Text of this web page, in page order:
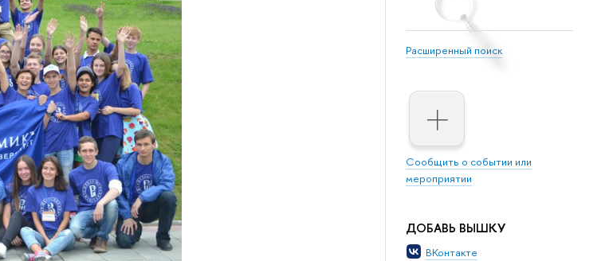
Расширенный поиск
Сообщить о событии или
мероприятии
ДОБАВЬ ВЫШКУ
ВКонтакте